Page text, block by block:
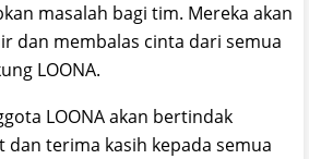
masalah bagi tim. Mereka akan
dan membalas cinta dari semua
LOONA.
LOONA akan bertindak
dan terima kasih kepada semua